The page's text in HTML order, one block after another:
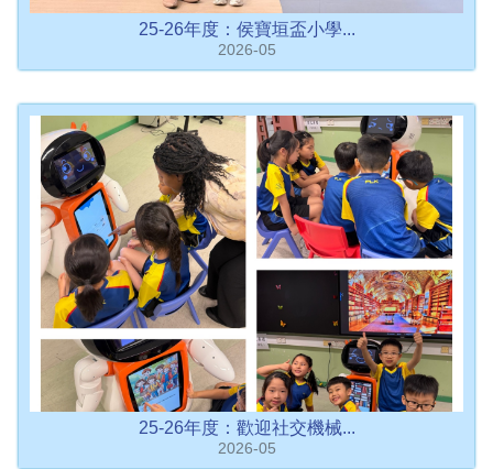
25-26年度：侯寶垣盃小學...
2026-05
25-26年度：歡迎社交機械...
2026-05